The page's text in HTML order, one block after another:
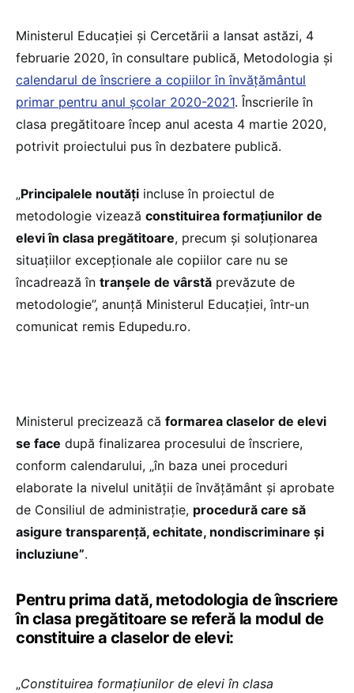
Ministerul Educației și Cercetării a lansat astăzi, 4
februarie 2020, în consultare publică, Metodologia și
calendarul de înscriere a copiilor în învățământul
primar pentru anul școlar 2020-2021. Înscrierile în
clasa pregătitoare încep anul acesta 4 martie 2020,
potrivit proiectului pus în dezbatere publică.
„Principalele noutăți incluse în proiectul de
metodologie vizează constituirea formațiunilor de
elevi în clasa pregătitoare, precum și soluționarea
situațiilor excepționale ale copiilor care nu se
încadrează în tranșele de vârstă prevăzute de
metodologie”, anunță Ministerul Educației, într-un
comunicat remis Edupedu.ro.
Ministerul precizează că formarea claselor de elevi
se face după finalizarea procesului de înscriere,
conform calendarului, „în baza unei proceduri
elaborate la nivelul unității de învățământ și aprobate
de Consiliul de administrație, procedură care să
asigure transparență, echitate, nondiscriminare și
incluziune”.
Pentru prima dată, metodologia de înscriere
în clasa pregătitoare se referă la modul de
constituire a claselor de elevi:
„Constituirea formațiunilor de elevi în clasa